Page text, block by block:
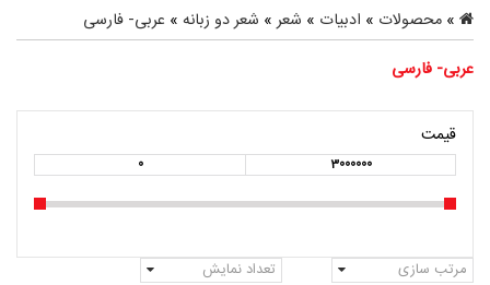
» محصولات » ادبیات » شعر» شعر دو زبانه » عربی- فارسی
عربی- فارسی
قیمت
0 3000000
مرتب سازی تعداد نمایش